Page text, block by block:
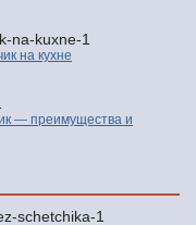
на кухне
— преимущества и